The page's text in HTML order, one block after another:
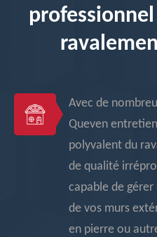
Avec de
Queven
polyvalent du
de qualité
capable de
de vos murs
en pierre ou